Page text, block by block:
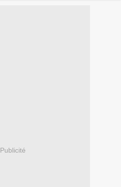
Publicité